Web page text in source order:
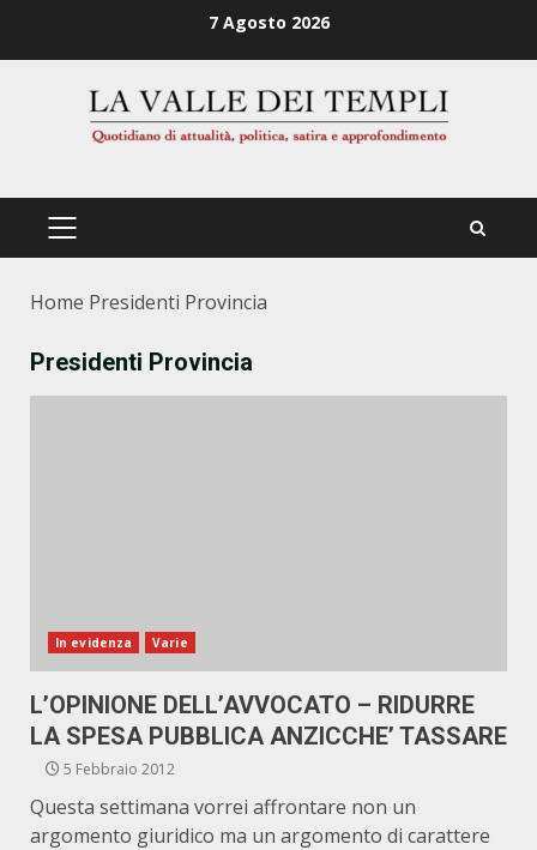
7 Agosto 2026
PRIMÄRES
Home Presidenti Provincia
Presidenti Provincia
In evidenza Varie
L’OPINIONE DELL’AVVOCATO – RIDURRE
LA SPESA PUBBLICA ANZICCHE’ TASSARE
5 Febbraio 2012
Questa settimana vorrei affrontare non un
argomento giuridico ma un argomento di carattere